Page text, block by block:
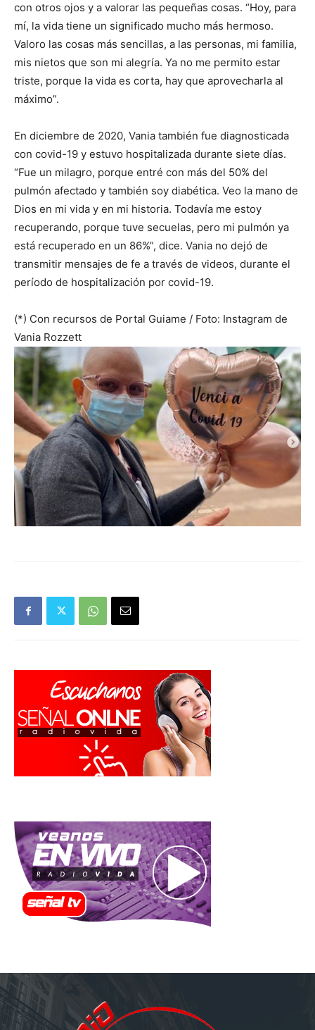
con otros ojos y a valorar las pequeñas cosas. “Hoy, para
mí, la vida tiene un significado mucho más hermoso.
Valoro las cosas más sencillas, a las personas, mi familia,
mis nietos que son mi alegría. Ya no me permito estar
triste, porque la vida es corta, hay que aprovecharla al
máximo”.
En diciembre de 2020, Vania también fue diagnosticada
con covid-19 y estuvo hospitalizada durante siete días.
“Fue un milagro, porque entré con más del 50% del
pulmón afectado y también soy diabética. Veo la mano de
Dios en mi vida y en mi historia. Todavía me estoy
recuperando, porque tuve secuelas, pero mi pulmón ya
está recuperado en un 86%”, dice. Vania no dejó de
transmitir mensajes de fe a través de videos, durante el
período de hospitalización por covid-19.
(*) Con recursos de Portal Guiame / Foto: Instagram de
Vania Rozzett